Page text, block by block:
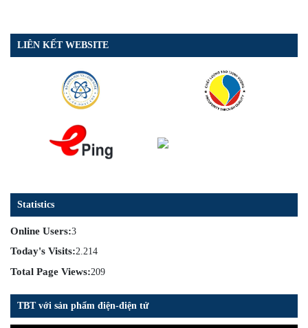
LIÊN KẾT WEBSITE
Statistics
Online Users:3
Today's Visits:2.214
Total Page Views:209
TBT với sản phẩm điện-điện tử